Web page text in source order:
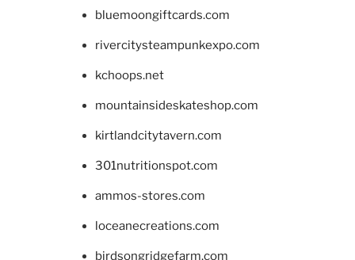
bluemoongiftcards.com
rivercitysteampunkexpo.com
kchoops.net
mountainsideskateshop.com
kirtlandcitytavern.com
301nutritionspot.com
ammos-stores.com
loceanecreations.com
birdsongridgefarm.com